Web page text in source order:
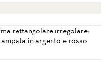
rettangolare irregolare;
in argento e rosso